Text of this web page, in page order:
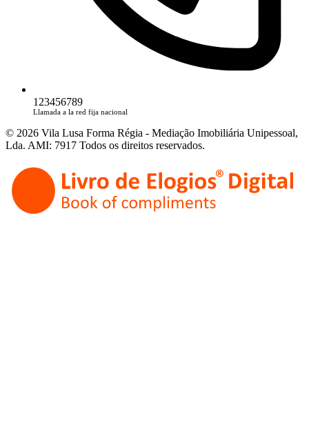
123456789
Llamada a la red fija nacional
© 2026 Vila Lusa Forma Régia - Mediação Imobiliária Unipessoal,
Lda. AMI: 7917 Todos os direitos reservados.